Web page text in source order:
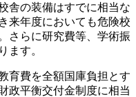
舎の装備はすでに相当な
来年度においても危険校
さらに研究費等、学術振
ます。
育費を全額国庫負担とす
政平衡交付金制度に相当